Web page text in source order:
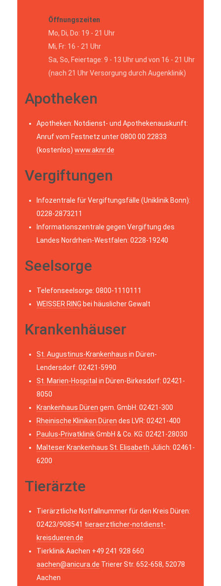
Öffnungszeiten
Mo, Di, Do: 19 - 21 Uhr
Mi, Fr: 16 - 21 Uhr
Sa, So, Feiertage: 9 - 13 Uhr und von 16 - 21 Uhr
(nach 21 Uhr Versorgung durch Augenklinik)
Apotheken
Apotheken: Notdienst- und Apothekenauskunft:
Anruf vom Festnetz unter 0800 00 22833
(kostenlos) www.aknr.de
Vergiftungen
Infozentrale für Vergiftungsfälle (Uniklinik Bonn):
0228-2873211
Informationszentrale gegen Vergiftung des
Landes Nordrhein-Westfalen: 0228-19240
Seelsorge
Telefonseelsorge: 0800-1110111
WEISSER RING bei häuslicher Gewalt
Krankenhäuser
St. Augustinus-Krankenhaus in Düren-
Lendersdorf: 02421-5990
St. Marien-Hospital in Düren-Birkesdorf: 02421-
8050
Krankenhaus Düren gem. GmbH: 02421-300
Rheinische Kliniken Düren des LVR: 02421-400
Paulus-PrivatklinikGmbH & Co. KG: 02421-28030
Malteser Krankenhaus St. Elisabeth Jülich: 02461-
6200
Tierärzte
Tierärztliche Notfallnummer für den Kreis Düren:
02423/908541 tieraerztlicher-notdienst-
kreisdueren.de
Tierklinik Aachen +49 241 928 660
aachen@anicura.de Trierer Str. 652-658, 52078
Aachen